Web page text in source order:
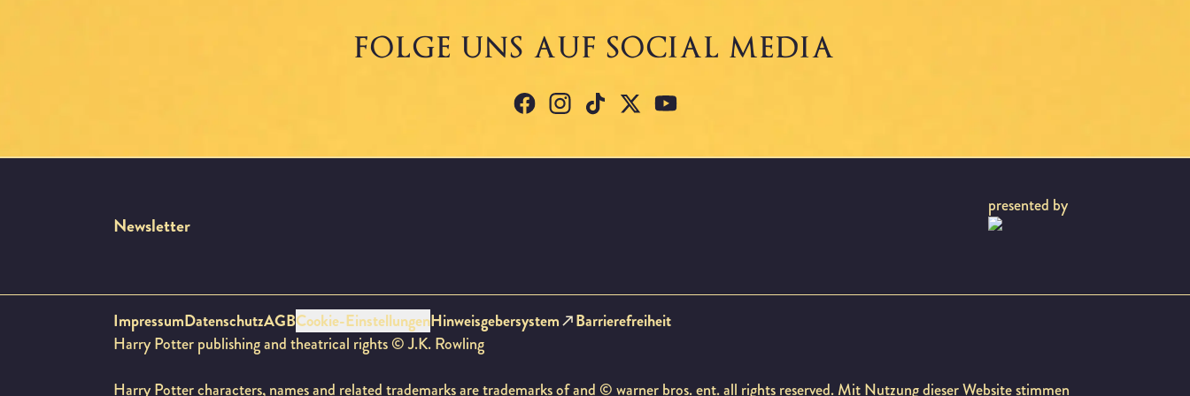
FOLGE UNS AUF SOCIAL MEDIA
facebookInstagram
tiktokX YouTube
Newsletter
presented by
ImpressumDatenschutzAGBCookie-EinstellungenHinweisgebersystem
Barrierefreiheit
Harry Potter publishing and theatrical rights © J.K. Rowling
Harry Potter characters, names and related trademarks are trademarks of and © warner bros. ent. all rights reserved. Mit Nutzung dieser Website stimmen